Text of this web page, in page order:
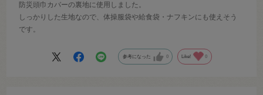
防災頭巾カバーの裏地に使用しました。
しっかりした生地なので、体操服袋や給食袋・ナフキンにも使えそう
です。
参考になった 0 Like! 0